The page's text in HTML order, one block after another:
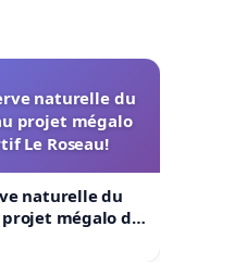
naturelle du
projet mégalo
Le Roseau!
naturelle du
projet mégalo du